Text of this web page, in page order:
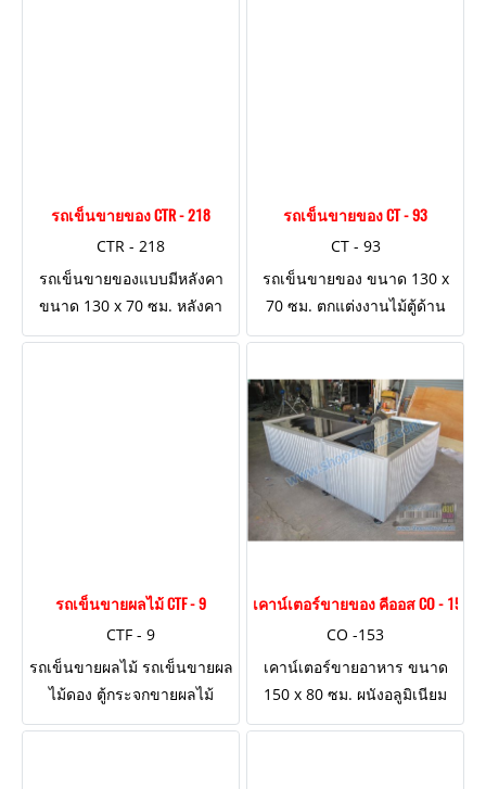
รถเข็นขายของ CTR - 218
CTR - 218
รถเข็นขายของแบบมีหลังคา
ขนาด 130 x 70 ซม. หลังคา
ผ้าใบทรงสี่เหลี่ยม ตกแต่งรถ
รถเข็นขายของ CT - 93
CT - 93
รถเข็นขายของ ขนาด 130 x
70 ซม. ตกแต่งงานไม้ตู้ด้าน
ล่าง เสริมด้วยปีกด้านข้าง 3
รถเข็นขายผลไม้ CTF - 9
CTF - 9
รถเข็นขายผลไม้ รถเข็นขายผล
ไม้ดอง ตู้กระจกขายผลไม้
ขนาด 110 ซม.
เคาน์เตอร์ขายของ คีออส CO - 153
CO -153
เคาน์เตอร์ขายอาหาร ขนาด
150 x 80 ซม. ผนังอลูมิเนียม
ต่อเป็นรูปตัว L